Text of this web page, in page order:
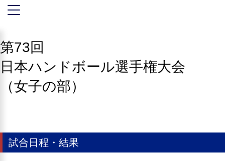
第73回
日本ハンドボール選手権大会
（女子の部）
試合日程・結果